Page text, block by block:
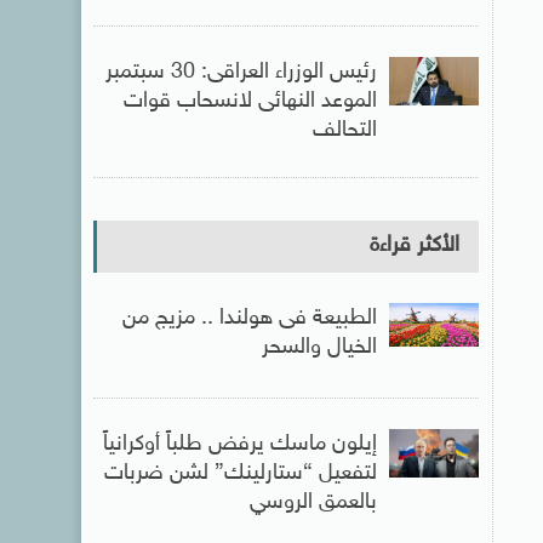
رئيس الوزراء العراقى: 30 سبتمبر
الموعد النهائى لانسحاب قوات
التحالف
الأكثر قراءة
الطبيعة فى هولندا .. مزيج من
الخيال والسحر
إيلون ماسك يرفض طلباً أوكرانياً
لتفعيل “ستارلينك” لشن ضربات
بالعمق الروسي